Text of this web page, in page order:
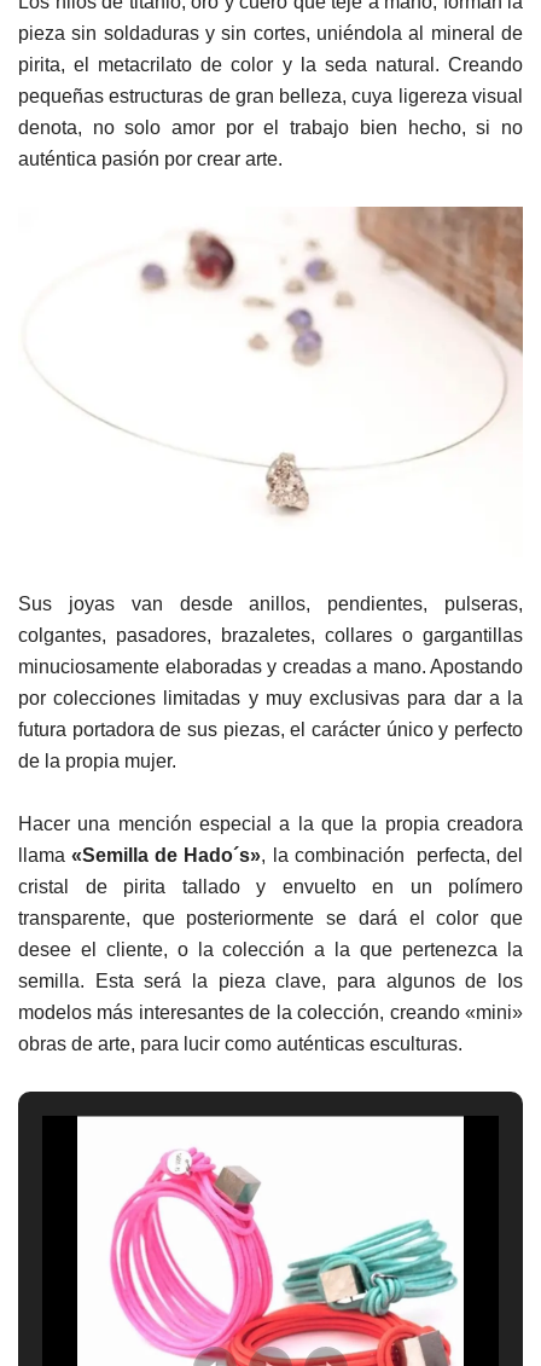
pieza sin soldaduras y sin cortes, uniéndola al mineral de
pirita, el metacrilato de color y la seda natural. Creando
pequeñas estructuras de gran belleza, cuya ligereza visual
denota, no solo amor por el trabajo bien hecho, si no
auténtica pasión por crear arte.
Sus joyas van desde anillos, pendientes, pulseras,
colgantes, pasadores, brazaletes, collares o gargantillas
minuciosamente elaboradas y creadas a mano. Apostando
por colecciones limitadas y muy exclusivas para dar a la
futura portadora de sus piezas, el carácter único y perfecto
de la propia mujer.
Hacer una mención especial a la que la propia creadora
llama«Semilla de Hado´s», la combinación perfecta, del
cristal de pirita tallado y envuelto en un polímero
transparente, que posteriormente se dará el color que
desee el cliente, o la colección a la que pertenezca la
semilla. Esta será la pieza clave, para algunos de los
modelos más interesantes de la colección, creando «mini»
obras de arte, para lucir como auténticas esculturas.